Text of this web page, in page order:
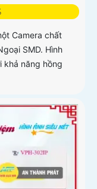
Camera chất
SMD. Hình
khả năng hồng